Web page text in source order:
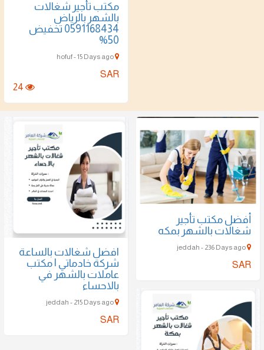
مكتب تأجير شغالات
بالشهر بالرياض
0591168434 تخفيض
50%
SAR
افضل شغالات بالساعة
شركة خادماتي | مكتب
عاملات بالشهر في
بالاحساء
SAR
أفضل مكتب تأجير
شغالات بالشهر بمكه
SAR